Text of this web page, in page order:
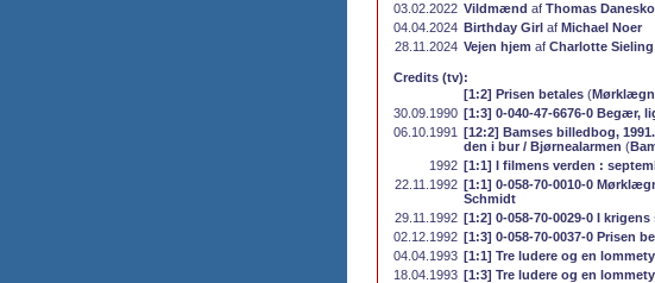
03.02.2022 Vildmænd af Thomas
04.04.2024 Birthday Girl af Michael Noer
28.11.2024 Vejen hjem af Charlotte Sieling
Credits (tv):
[1:2] Prisen betales (
30.09.1990 [1:3] 0-040-47-6676-0 Begær,
06.10.1991 [12:2] Bamses billedbog,
den i bur / Bjørnealarmen (
1992 [1:1] I filmens verden :
22.11.1992 [1:1] 0-058-70-0010-0
Schmidt
29.11.1992 [1:2] 0-058-70-0029-0 I
02.12.1992 [1:3] 0-058-70-0037-0 Prisen
04.04.1993 [1:1] Tre ludere og en
18.04.1993 [1:3] Tre ludere og en